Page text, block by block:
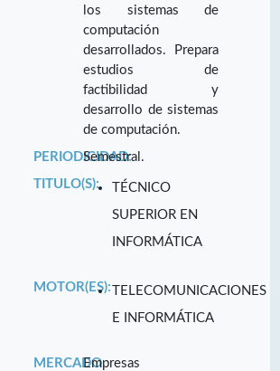
los sistemas de
computación
desarrollados. Prepara
estudios de
factibilidad y
desarrollo de sistemas
de computación.
PERIODICIDAD:
Semestral.
TITULO(S):
TÉCNICO
SUPERIOR EN
INFORMÁTICA
MOTOR(ES):TELECOMUNICACIONES
E INFORMÁTICA
MERCADOEmpresas